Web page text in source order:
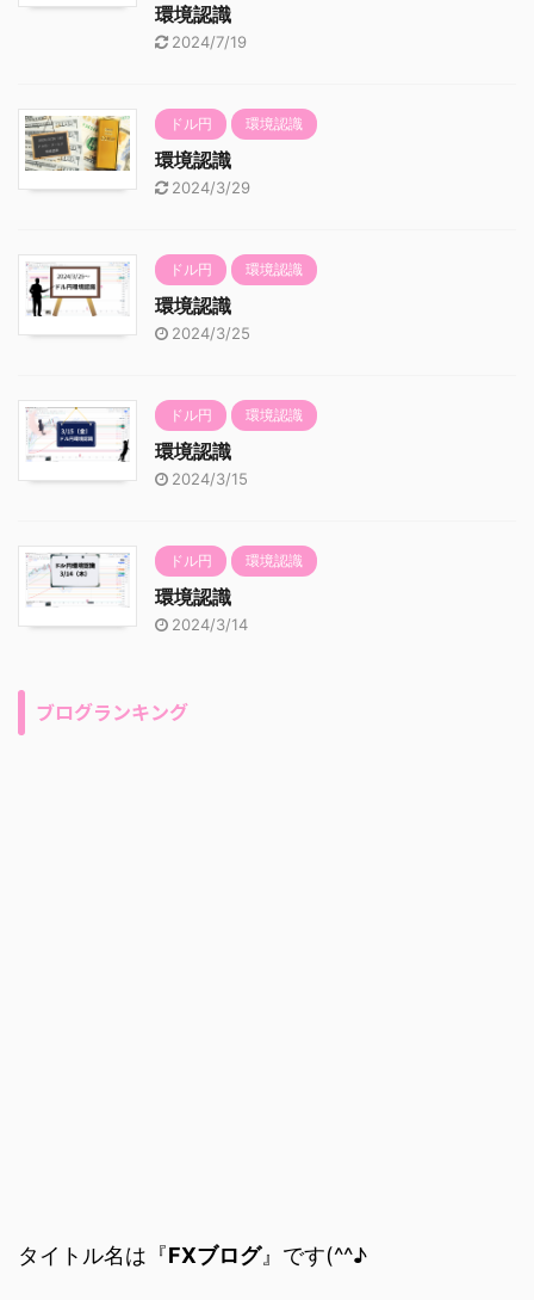
環境認識
2024/7/19
ドル円 環境認識
環境認識
2024/3/29
ドル円 環境認識
環境認識
2024/3/25
ドル円 環境認識
環境認識
2024/3/15
ドル円 環境認識
環境認識
2024/3/14
ブログランキング
タイトル名は『FXブログ』です(^^♪